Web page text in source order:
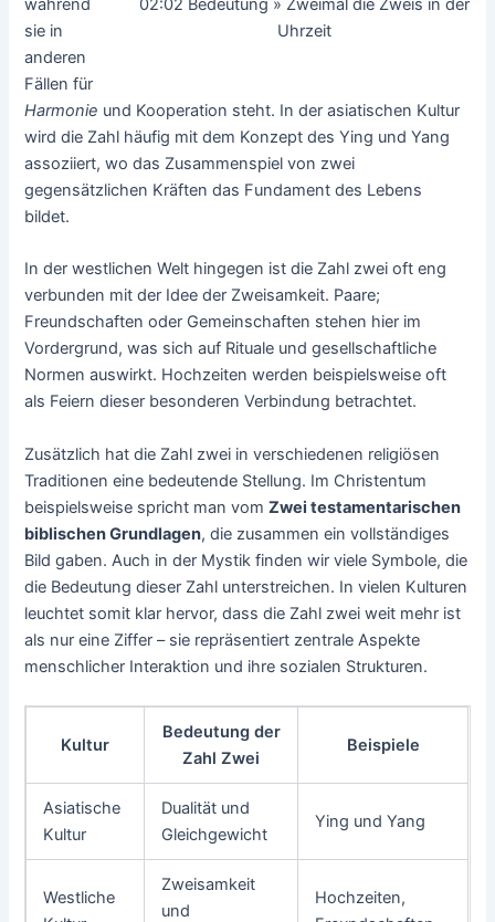
Uhrzeit
während
sie in
anderen
Fällen für
Harmonie und Kooperation steht. In der asiatischen Kultur
wird die Zahl häufig mit dem Konzept des Ying und Yang
assoziiert, wo das Zusammenspiel von zwei
gegensätzlichen Kräften das Fundament des Lebens
bildet.
In der westlichen Welt hingegen ist die Zahl zwei oft eng
verbunden mit der Idee der Zweisamkeit. Paare;
Freundschaften oder Gemeinschaften stehen hier im
Vordergrund, was sich auf Rituale und gesellschaftliche
Normen auswirkt. Hochzeiten werden beispielsweise oft
als Feiern dieser besonderen Verbindung betrachtet.
Zusätzlich hat die Zahl zwei in verschiedenen religiösen
Traditionen eine bedeutende Stellung. Im Christentum
beispielsweise spricht man vomZwei testamentarischen
biblischen Grundlagen, die zusammen ein vollständiges
Bild gaben. Auch in der Mystik finden wir viele Symbole, die
die Bedeutung dieser Zahl unterstreichen. In vielen Kulturen
leuchtet somit klar hervor, dass die Zahl zwei weit mehr ist
als nur eine Ziffer – sie repräsentiert zentrale Aspekte
menschlicher Interaktion und ihre sozialen Strukturen.
Kultur
Bedeutung der
Zahl Zwei
Beispiele
Asiatische
Kultur
Dualität und
Gleichgewicht
Ying und Yang
Westliche
Zweisamkeit
und
Hochzeiten,